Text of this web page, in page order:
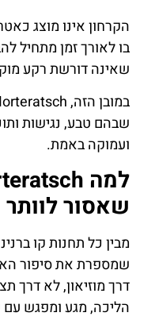
הקרחון אינו מוצג
בו לאורך זמן מתחיל
שאינה דורשת רקע
שבהם טבע, נגישות
ועמוקה באמת.
שאסור לוותר
שמספרת את סיפור
דרך מוזיאון, לא דרך
הליכה, מגע ומפגש עם